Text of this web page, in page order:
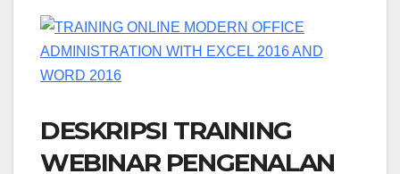
DESKRIPSI TRAINING
WEBINAR PENGENALAN